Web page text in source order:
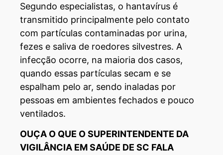
Segundo especialistas, o hantavírus é
transmitido principalmente pelo contato
com partículas contaminadas por urina,
fezes e saliva de roedores silvestres. A
infecção ocorre, na maioria dos casos,
quando essas partículas secam e se
espalham pelo ar, sendo inaladas por
pessoas em ambientes fechados e pouco
ventilados.
OUÇA O QUE O SUPERINTENDENTE DA
VIGILÂNCIA EM SAÚDE DE SC FALA